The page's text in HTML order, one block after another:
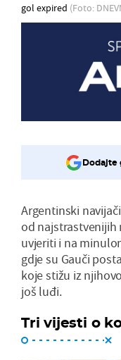
gol expired (Foto:
Dodajte
Argentinski
od najstrastvenijih
uvjeriti i na
gdje su Gauči
koje stižu iz
još luđi.
Tri vijesti o